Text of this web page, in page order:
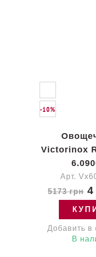
-10%
Victorinox
Арт.
5173 грн 4
Добавить в
В